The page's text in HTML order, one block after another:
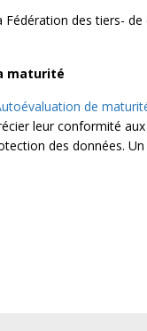
des tiers-
maturité
de
leur conformité
des données.